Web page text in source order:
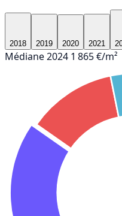
2018 2019 2020 2021
Médiane 2024 1 865 €/m²